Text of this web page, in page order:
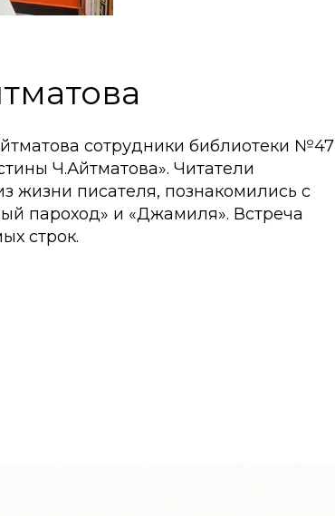
сотрудники библиотеки №47
Ч.Айтматова». Читатели
жизни писателя, познакомились с
пароход» и «Джамиля». Встреча
строк.